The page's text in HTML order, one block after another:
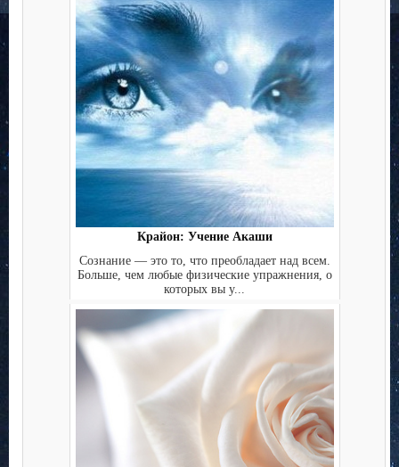
Крайон: Учение Акаши
Сознание — это то, что преобладает над всем.
Больше, чем любые физические упражнения, о
которых вы у...